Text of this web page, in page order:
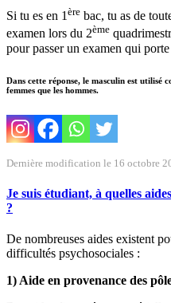
Si tu es en 1ère bac, tu as de
examen lors du 2ème
pour passer un examen qui
Dans cette réponse, le masculin est utilisé
femmes que les hommes.
Dernière modification le 16 octobre
Je suis étudiant, à quelles
?
De nombreuses aides existent
difficultés psychosociales :
1) Aide en provenance des